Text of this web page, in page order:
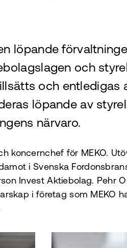
löpande
och
och entledigas
löpande av
närvaro.
koncernchef för MEKO.
i Svenska
Invest Aktiebolag. Pehr
i företag som MEKO